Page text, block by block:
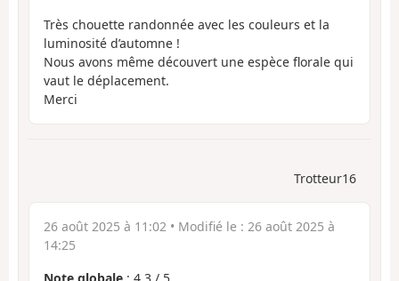
Très chouette randonnée avec les couleurs et la
luminosité d’automne !
Nous avons même découvert une espèce florale qui
vaut le déplacement.
Merci
Trotteur16
26 août 2025 à 11:02 • Modifié le : 26 août 2025 à
14:25